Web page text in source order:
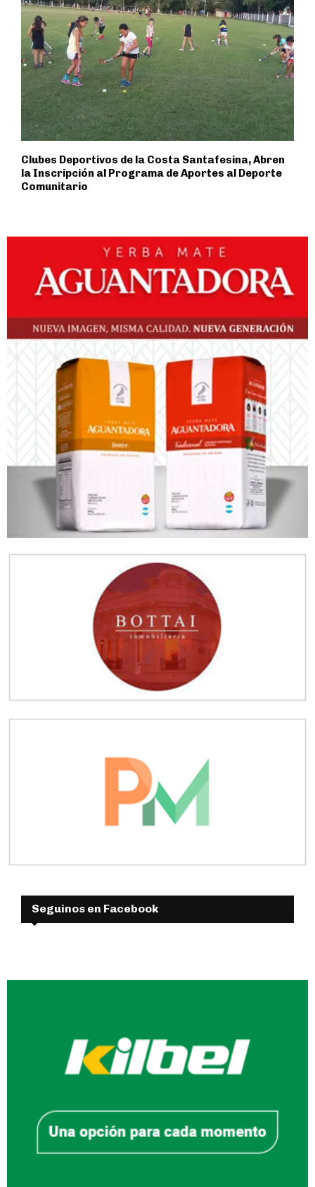
Clubes Deportivos de la Costa Santafesina, Abren
la Inscripción al Programa de Aportes al Deporte
Comunitario
Seguinos en Facebook